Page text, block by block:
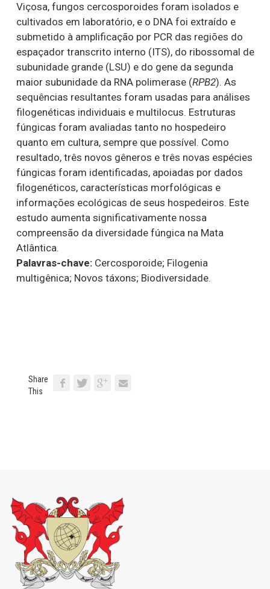
Viçosa, fungos cercosporoides foram isolados e
cultivados em laboratório, e o DNA foi extraído e
submetido à amplificação por PCR das regiões do
espaçador transcrito interno (ITS), do ribossomal de
subunidade grande (LSU) e do gene da segunda
maior subunidade da RNA polimerase (RPB2). As
sequências resultantes foram usadas para análises
filogenéticas individuais e multilocus. Estruturas
fúngicas foram avaliadas tanto no hospedeiro
quanto em cultura, sempre que possível. Como
resultado, três novos gêneros e três novas espécies
fúngicas foram identificadas, apoiadas por dados
filogenéticos, características morfológicas e
informações ecológicas de seus hospedeiros. Este
estudo aumenta significativamente nossa
compreensão da diversidade fúngica na Mata
Atlântica.
Palavras-chave: Cercosporoide; Filogenia
multigênica; Novos táxons; Biodiversidade.
Share
This